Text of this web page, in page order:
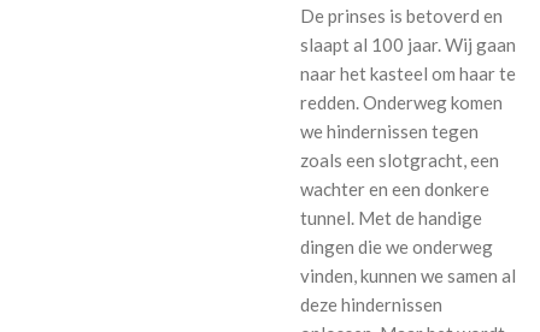
De prinses is betoverd en
slaapt al 100 jaar. Wij gaan
naar het kasteel om haar te
redden. Onderweg komen
we hindernissen tegen
zoals een slotgracht, een
wachter en een donkere
tunnel. Met de handige
dingen die we onderweg
vinden, kunnen we samen al
deze hindernissen